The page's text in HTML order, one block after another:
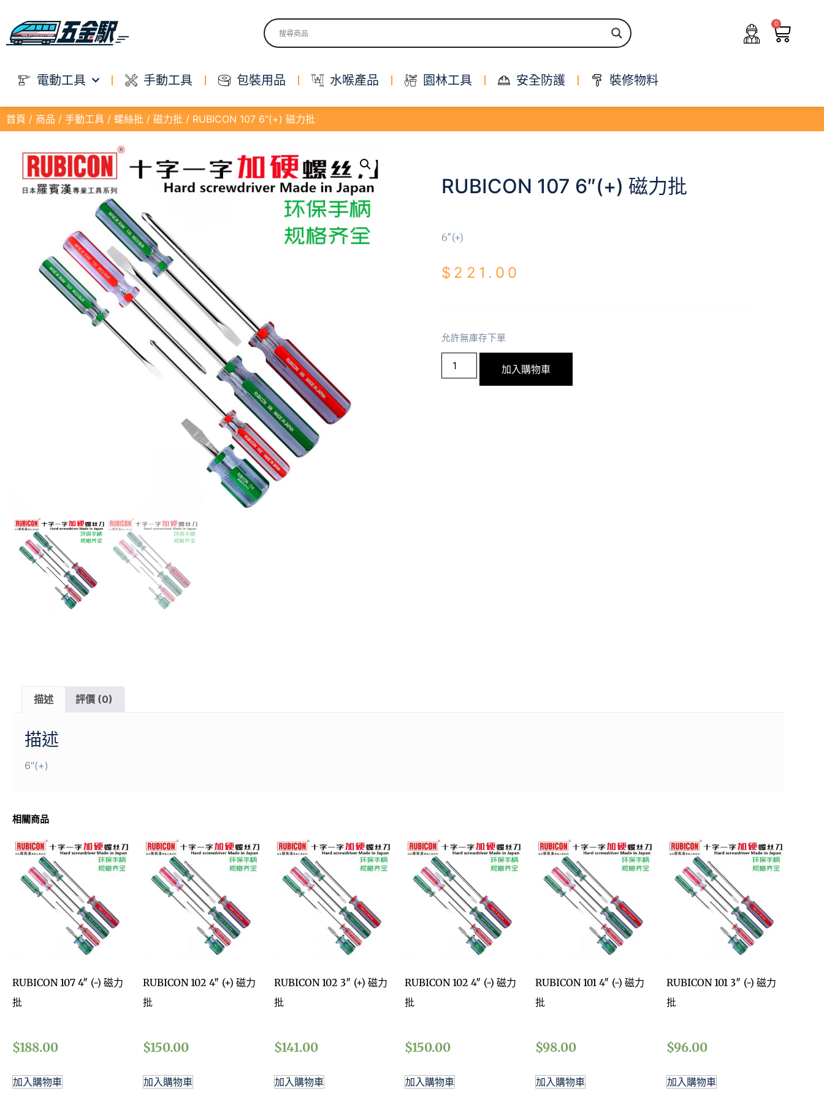
0
電動工具 手動工具 包裝用品 水喉產品 園林工具 安全防護 裝修物料
首頁 / 商品 / 手動工具 / 螺絲批 / 磁力批 / RUBICON 107 6″(+) 磁力批
RUBICON 107 6″(+) 磁力批
6″(+)
$ 221.00
允許無庫存下單
加入購物車
描述 評價 (0)
描述
6″(+)
相關商品
RUBICON 107 4″ (-) 磁力
批
$188.00
加入購物車
RUBICON 102 4″ (+) 磁力
批
$150.00
加入購物車
RUBICON 102 3″ (+) 磁力
批
$141.00
加入購物車
RUBICON 102 4″ (-) 磁力
批
$150.00
加入購物車
RUBICON 101 4″ (-) 磁力
批
$98.00
加入購物車
RUBICON 101 3″ (-) 磁力
批
$96.00
加入購物車